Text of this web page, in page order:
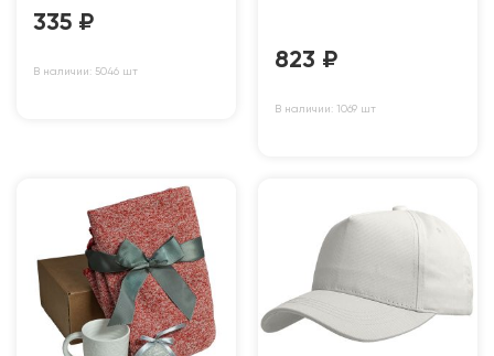
335 ₽
В наличии: 5046 шт 823 ₽
В наличии: 1069 шт